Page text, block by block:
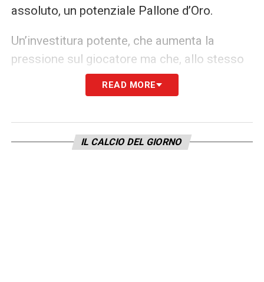
assoluto, un potenziale Pallone d’Oro.
Un’investitura potente, che aumenta la
pressione sul giocatore ma che, allo stesso
tempo, ne certifica lo status di talento
generazionale. Sta ora a Leão, con la guida di
in realtà, dimostrando di essere davvero il
migliore al mondo.
READ MORE
IL CALCIO DEL GIORNO